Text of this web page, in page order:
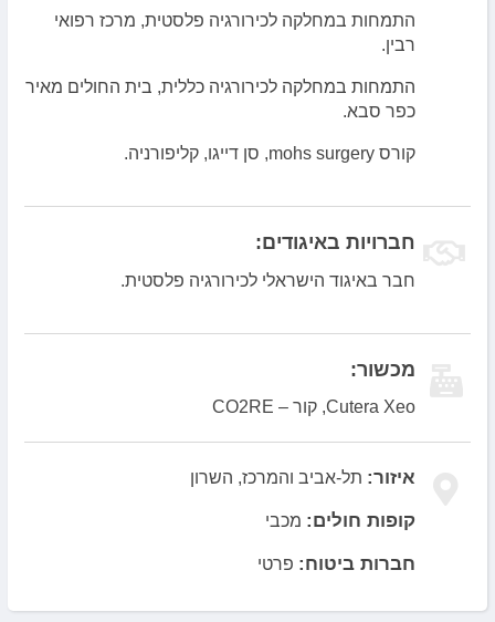
התמחות במחלקה לכירורגיה פלסטית, מרכז רפואי
רבין.
התמחות במחלקה לכירורגיה כללית, בית החולים מאיר
כפר סבא.
קורס mohs surgery, סן דייגו, קליפורניה.
חברויות באיגודים:
חבר באיגוד הישראלי לכירורגיה פלסטית.
מכשור:
Cutera Xeo, קור – CO2RE
איזור: תל-אביב והמרכז, השרון
קופות חולים: מכבי
חברות ביטוח: פרטי